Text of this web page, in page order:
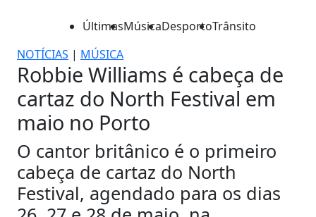
ÚltimasMúsicaDesportoTrânsito
NOTÍCIAS | MÚSICA
Robbie Williams é cabeça de
cartaz do North Festival em
maio no Porto
O cantor britânico é o primeiro
cabeça de cartaz do North
Festival, agendado para os dias